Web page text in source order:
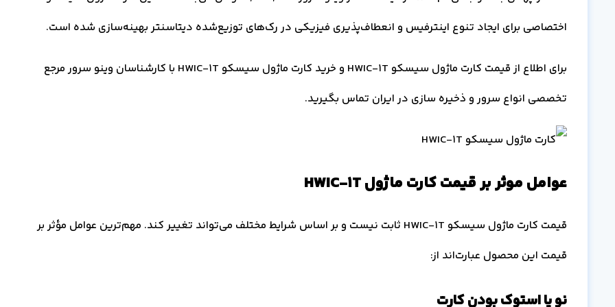
اختصاصی برای ایجاد تنوع اینترفیس و انعطاف‌پذیری فیزیکی در رک‌های توزیع‌شده دیتاسنتر بهینه‌سازی شده است.
برای اطلاع از قیمت کارت ماژول سیسکو HWIC-1T و خرید کارت ماژول سیسکو HWIC-1T با کارشناسان وینو سرور مرجع
تخصصی انواع سرور و ذخیره سازی در ایران تماس بگیرید.
عوامل موثر بر قیمت کارت ماژول HWIC-1T
قیمت کارت ماژول سیسکو HWIC-1T ثابت نیست و بر اساس شرایط مختلف می‌تواند تغییر کند. مهم‌ترین عوامل مؤثر بر
قیمت این محصول عبارت‌اند از:
نو یا استوک بودن کارت